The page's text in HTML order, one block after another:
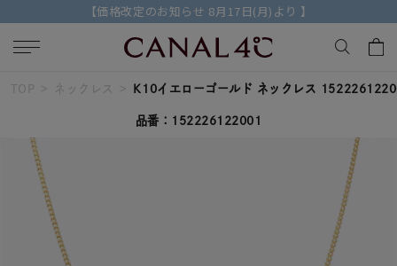
【価格改定のお知らせ 8月17日(月)より 】
キーワードで検索する
人気検索キーワード
#ペア
#刻印可
TOP ネックレス K10イエローゴールド ネックレス
品番：152226122001